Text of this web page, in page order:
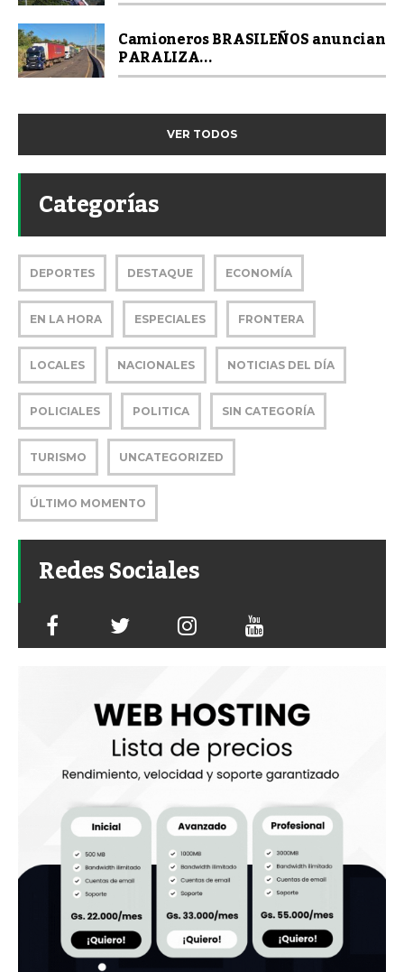
Camioneros BRASILEÑOS anuncian
PARALIZA...
VER TODOS
Categorías
DEPORTES DESTAQUE ECONOMÍA
EN LA HORA ESPECIALES FRONTERA
LOCALES NACIONALES NOTICIAS DEL DÍA
POLICIALES POLITICA SIN CATEGORÍA
TURISMO UNCATEGORIZED
ÚLTIMO MOMENTO
Redes Sociales